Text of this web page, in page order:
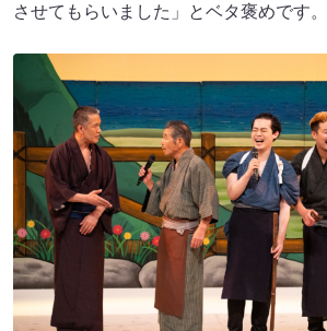
させてもらいました」とベタ褒めです。